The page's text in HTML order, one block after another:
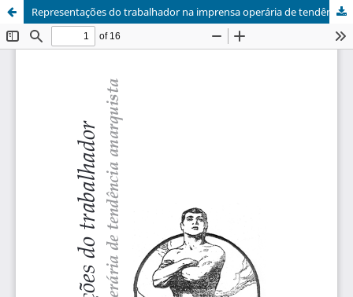
Representações do trabalhador na imprensa operária de tendência anarquista